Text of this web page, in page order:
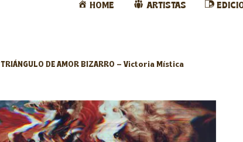
HOME ARTISTAS
TRIÁNGULO DE AMOR BIZARRO – Victoria Mística